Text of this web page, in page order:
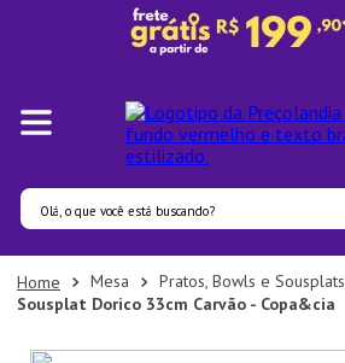
Olá, o que você está buscando?
Mesa Pratos, Bowls e Sousplats
Sousplat Dorico 33cm Carvão - Copa&cia
Termos mais buscados
1º
Pratos
2º
Panelas